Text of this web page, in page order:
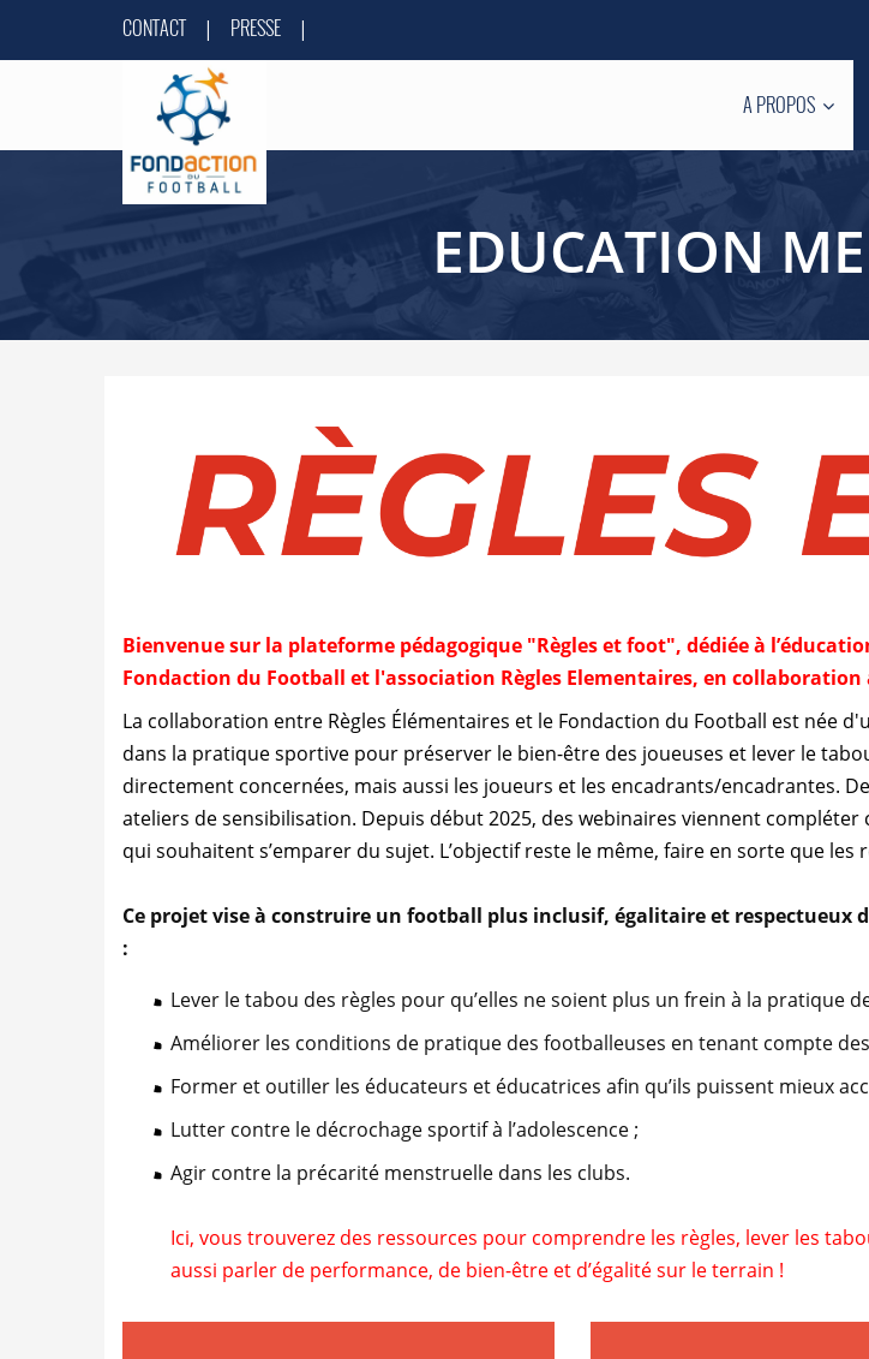
CONTACT | PRESSE |
A PROPOS
EDUCATION
Bienvenue sur la plateforme pédagogique "Règles et foot", dédiée à
Fondaction du Football et l'association Règles Elementaires, en
La collaboration entre Règles Élémentaires et le Fondaction du Football est née
dans la pratique sportive pour préserver le bien-être des joueuses et lever le
directement concernées, mais aussi les joueurs et les encadrants/encadrantes.
ateliers de sensibilisation. Depuis début 2025, des webinaires viennent
qui souhaitent s’emparer du sujet. L’objectif reste le même, faire en sorte que
Ce projet vise à construire un football plus inclusif, égalitaire et respectueux
:
Lever le tabou des règles pour qu’elles ne soient plus un frein à la pratique
Améliorer les conditions de pratique des footballeuses en tenant compte
Former et outiller les éducateurs et éducatrices afin qu’ils puissent mieux
Lutter contre le décrochage sportif à l’adolescence ;
Agir contre la précarité menstruelle dans les clubs.
Ici, vous trouverez des ressources pour comprendre les règles, lever les
aussi parler de performance, de bien-être et d’égalité sur le terrain !